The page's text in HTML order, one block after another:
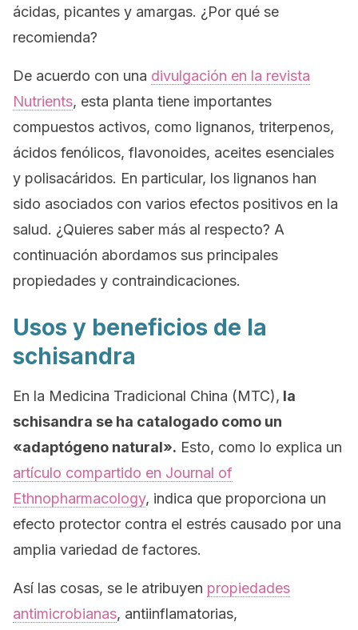
ácidas, picantes y amargas. ¿Por qué se
recomienda?
De acuerdo con una divulgación en la revista
Nutrients, esta planta tiene importantes
compuestos activos, como lignanos, triterpenos,
ácidos fenólicos, flavonoides, aceites esenciales
y polisacáridos. En particular, los lignanos han
sido asociados con varios efectos positivos en la
salud. ¿Quieres saber más al respecto? A
continuación abordamos sus principales
propiedades y contraindicaciones.
Usos y beneficios de la
schisandra
En la Medicina Tradicional China (MTC), la
schisandra se ha catalogado como un
«adaptógeno natural». Esto, como lo explica un
artículo compartido en Journal of
Ethnopharmacology, indica que proporciona un
efecto protector contra el estrés causado por una
amplia variedad de factores.
Así las cosas, se le atribuyen propiedades
antimicrobianas, antiinflamatorias,